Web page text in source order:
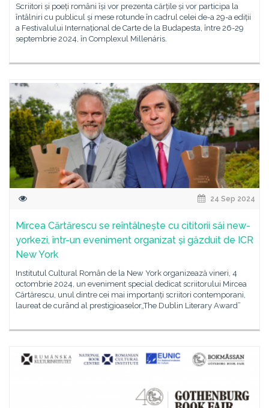
Scriitori și poeți români își vor prezenta cărțile și vor participa la
întâlniri cu publicul și mese rotunde în cadrul celei de-a 29-a ediții
a Festivalului Internațional de Carte de la Budapesta, între 26-29
septembrie 2024, în Complexul Millenáris.
24 Sep 2024
Mircea Cărtărescu se reîntâlnește cu cititorii săi new-
yorkezi, într-un eveniment organizat și găzduit de ICR
New York
Institutul Cultural Român de la New York organizează vineri, 4
octombrie 2024, un eveniment special dedicat scriitorului Mircea
Cărtărescu, unul dintre cei mai importanți scriitori contemporani,
laureat de curând al prestigioaselor„The Dublin Literary Award”